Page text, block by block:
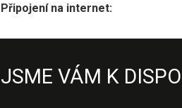
Připojení na internet:
JSME VÁM K